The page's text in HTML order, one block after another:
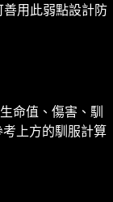
用此弱點設計防
命值、傷害、馴
上方的馴服計算